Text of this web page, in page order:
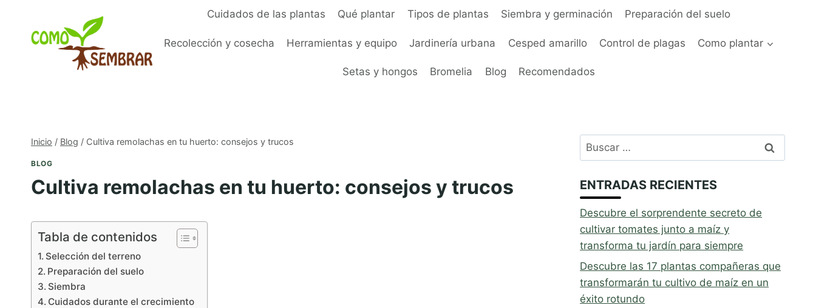
contenido
Cuidados de las plantas Qué plantar Tipos de plantas Siembra y germinación Preparación del suelo
Recolección y cosecha Herramientas y equipo Jardinería urbana Cesped amarillo Control de plagas Como plantar
Setas y hongos Bromelia Blog Recomendados
Inicio / Blog / Cultiva remolachas en tu huerto: consejos y trucos
BLOG
Cultiva remolachas en tu huerto: consejos y trucos
Tabla de contenidos
Selección del terreno
Preparación del suelo
Siembra
Cuidados durante el crecimiento
Buscar:
ENTRADAS RECIENTES
Descubre el sorprendente secreto de
cultivar tomates junto a maíz y
transforma tu jardín para siempre
Descubre las 17 plantas compañeras que
transformarán tu cultivo de maíz en un
éxito rotundo